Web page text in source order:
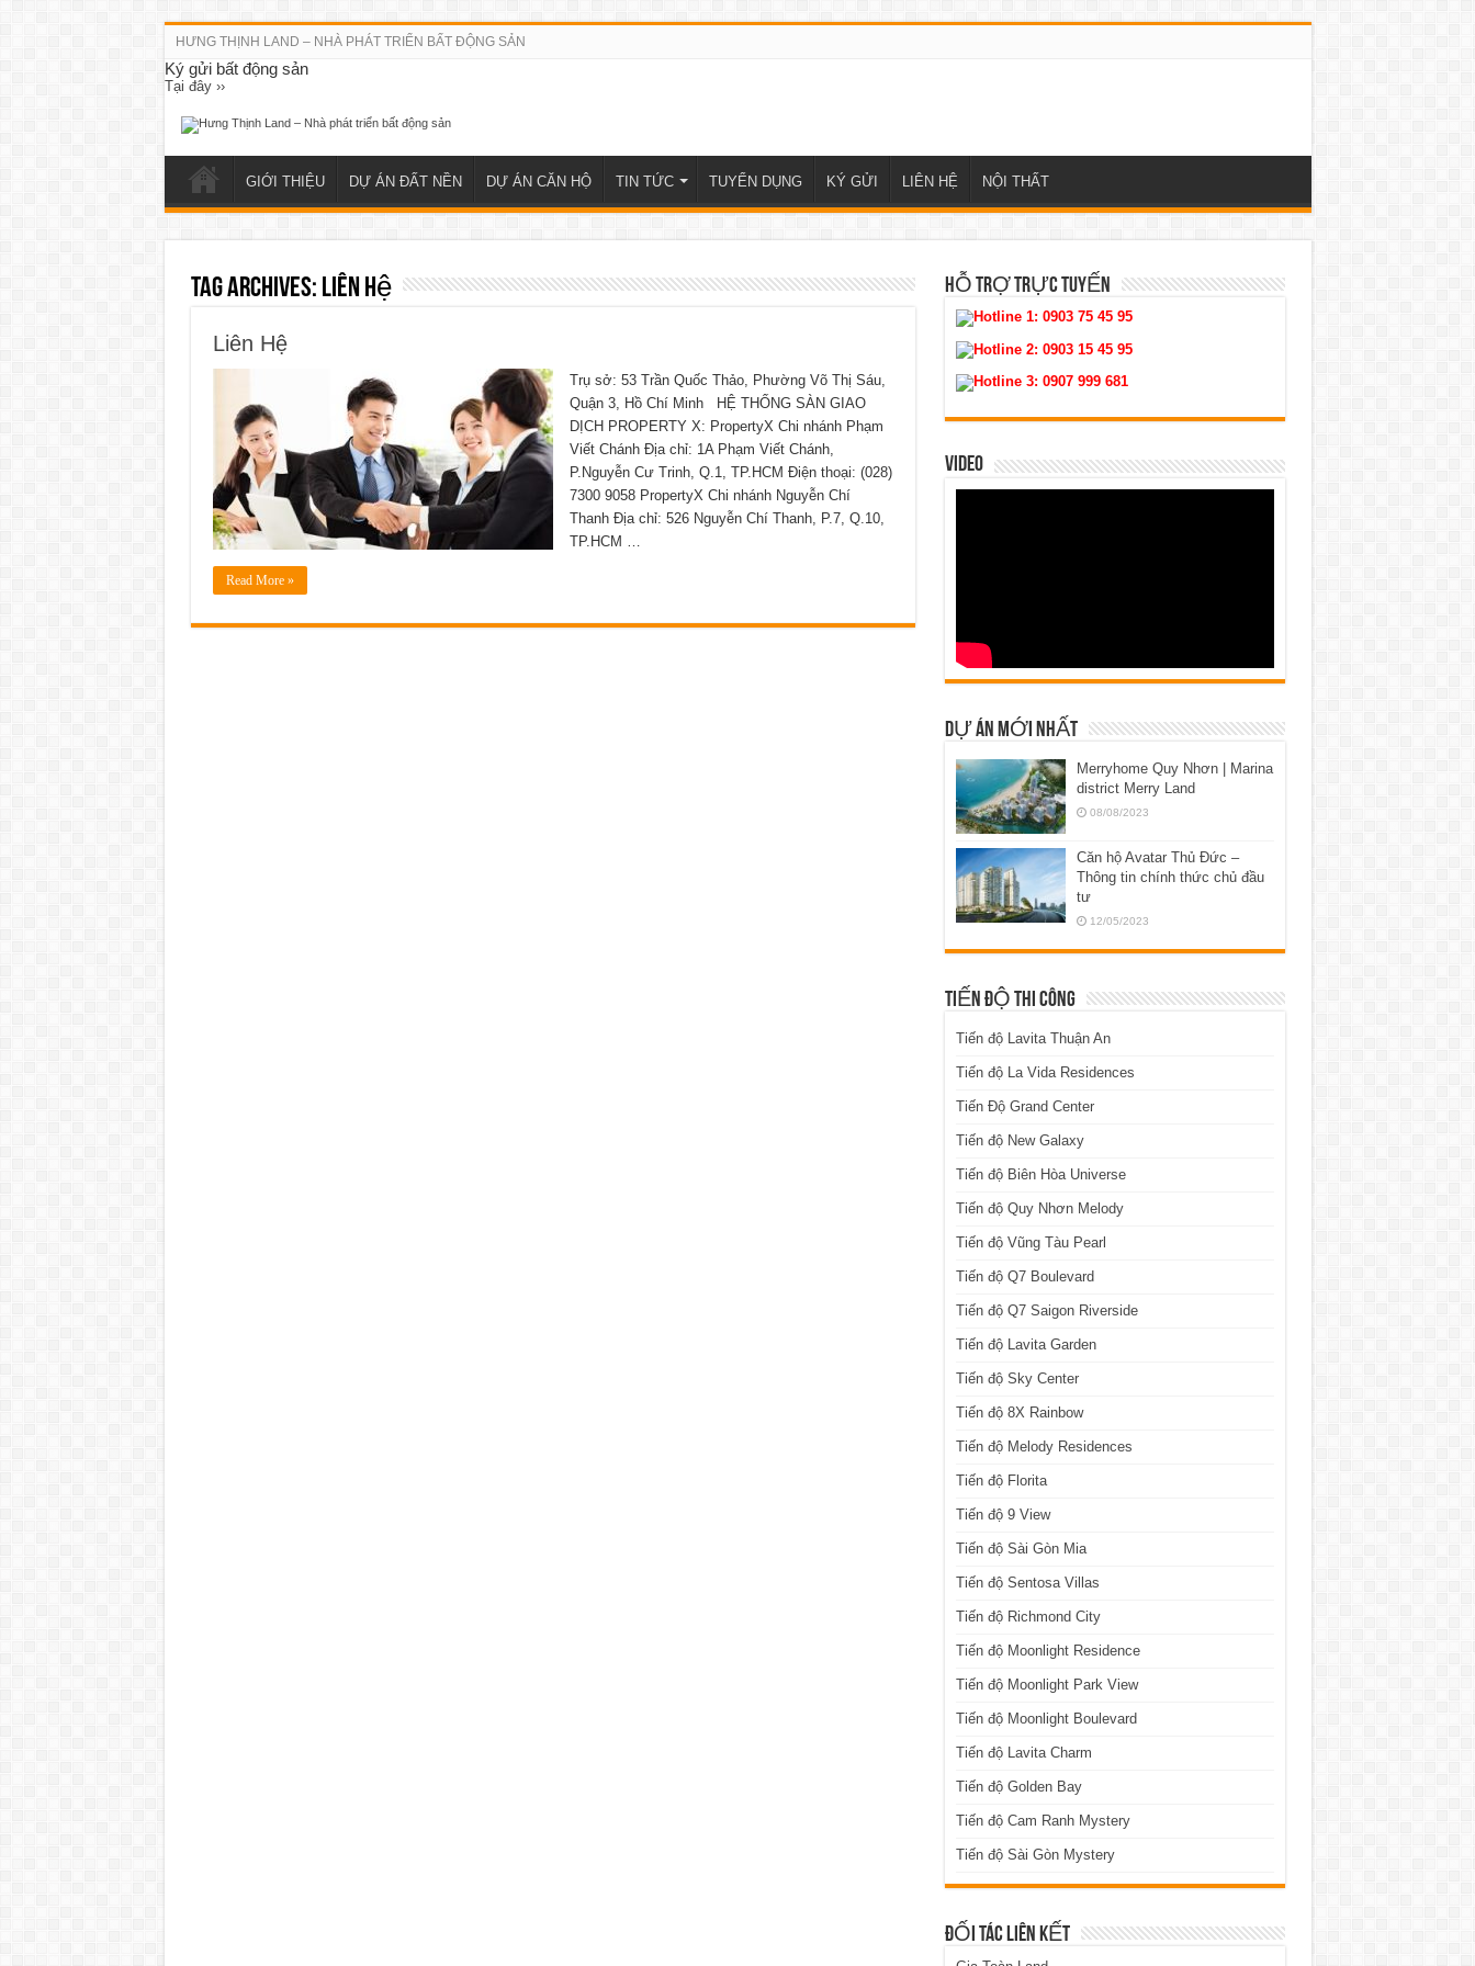
HƯNG THỊNH LAND – NHÀ PHÁT TRIỂN BẤT ĐỘNG SẢN
Ký gửi bất động sản
Tại đây ››
GIỚI THIỆU DỰ ÁN ĐẤT NỀN DỰ ÁN CĂN HỘ TIN TỨC TUYỂN DỤNG KÝ GỬI LIÊN HỆ NỘI THẤT
Tag Archives: liên hệ
Liên Hệ
Trụ sở: 53 Trần Quốc Thảo, Phường Võ Thị Sáu,
Quận 3, Hồ Chí Minh HỆ THỐNG SÀN GIAO
DỊCH PROPERTY X: PropertyX Chi nhánh Phạm
Viết Chánh Địa chỉ: 1A Phạm Viết Chánh,
P.Nguyễn Cư Trinh, Q.1, TP.HCM Điện thoại: (028)
7300 9058 PropertyX Chi nhánh Nguyễn Chí
Thanh Địa chỉ: 526 Nguyễn Chí Thanh, P.7, Q.10,
TP.HCM …
Read More »
HỖ TRỢ TRỰC TUYẾN
Hotline 1: 0903 75 45 95
Hotline 2: 0903 15 45 95
Hotline 3: 0907 999 681
VIDEO
DỰ ÁN MỚI NHẤT
Merryhome Quy Nhơn | Marina
district Merry Land
08/08/2023
Căn hộ Avatar Thủ Đức –
Thông tin chính thức chủ đầu
tư
12/05/2023
TIẾN ĐỘ THI CÔNG
Tiến độ Lavita Thuận An
Tiến độ La Vida Residences
Tiến Độ Grand Center
Tiến độ New Galaxy
Tiến độ Biên Hòa Universe
Tiến độ Quy Nhơn Melody
Tiến độ Vũng Tàu Pearl
Tiến độ Q7 Boulevard
Tiến độ Q7 Saigon Riverside
Tiến độ Lavita Garden
Tiến độ Sky Center
Tiến độ 8X Rainbow
Tiến độ Melody Residences
Tiến độ Florita
Tiến độ 9 View
Tiến độ Sài Gòn Mia
Tiến độ Sentosa Villas
Tiến độ Richmond City
Tiến độ Moonlight Residence
Tiến độ Moonlight Park View
Tiến độ Moonlight Boulevard
Tiến độ Lavita Charm
Tiến độ Golden Bay
Tiến độ Cam Ranh Mystery
Tiến độ Sài Gòn Mystery
ĐỐI TÁC LIÊN KẾT